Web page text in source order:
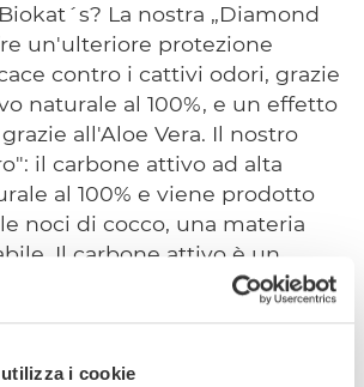
i cookie
La nostra „Diamond
un'ulteriore protezione
contro i cattivi odori, grazie
naturale al 100%, e un effetto
all'Aloe Vera. Il nostro
il carbone attivo ad alta
al 100% e viene prodotto
noci di cocco, una materia
Il carbone attivo è un
poroso, caratterizzato da
interna. Se aprissimo in
superficie grande quanto